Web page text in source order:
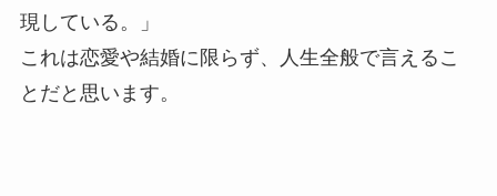
現している。」⁡
これは恋愛や結婚に限らず、人生全般で言えるこ
とだと思います。